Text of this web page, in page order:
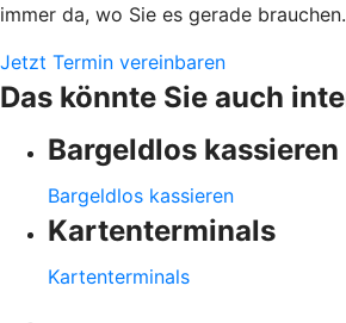
immer da, wo Sie es gerade brauchen.
Jetzt Termin vereinbaren
Das könnte Sie auch
Bargeldlos kassieren
Bargeldlos kassieren
Kartenterminals
Kartenterminals